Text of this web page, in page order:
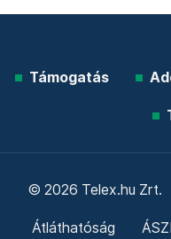
Támogatás
© 2026 Telex.hu Zrt.
Átláthatóság